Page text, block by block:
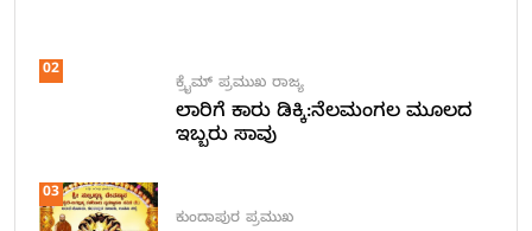
02
ಕ್ರೈಮ್ ಪ್ರಮುಖ ರಾಜ್ಯ
ಲಾರಿಗೆ ಕಾರು ಡಿಕ್ಕಿ:ನೆಲಮಂಗಲ ಮೂಲದ
ಇಬ್ಬರು ಸಾವು
03
ಕುಂದಾಪುರ ಪ್ರಮುಖ